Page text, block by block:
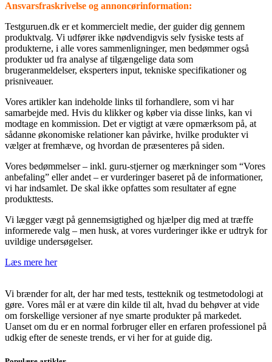
Ansvarsfraskrivelse og annoncørinformation:
⁦Testguruen.dk⁩ er et kommercielt medie, der guider dig gennem
produktvalg. Vi udfører ikke nødvendigvis selv fysiske tests af
produkterne, i alle vores sammenligninger, men bedømmer også
produkter ud fra analyse af tilgængelige data som
brugeranmeldelser, eksperters input, tekniske specifikationer og
prisniveauer.
Vores artikler kan indeholde links til forhandlere, som vi har
samarbejde med. Hvis du klikker og køber via disse links, kan vi
modtage en kommission. Det er vigtigt at være opmærksom på, at
sådanne økonomiske relationer kan påvirke, hvilke produkter vi
vælger at fremhæve, og hvordan de præsenteres på siden.
Vores bedømmelser – inkl. guru-stjerner og mærkninger som “Vores
anbefaling” eller andet – er vurderinger baseret på de informationer,
vi har indsamlet. De skal ikke opfattes som resultater af egne
produkttests.
Vi lægger vægt på gennemsigtighed og hjælper dig med at træffe
informerede valg – men husk, at vores vurderinger ikke er udtryk for
uvildige undersøgelser.
Læs mere her
Vi brænder for alt, der har med tests, testteknik og testmetodologi at
gøre. Vores mål er at være din kilde til alt, hvad du behøver at vide
om forskellige versioner af nye smarte produkter på markedet.
Uanset om du er en normal forbruger eller en erfaren professionel på
udkig efter de seneste trends, er vi her for at guide dig.